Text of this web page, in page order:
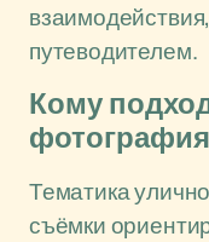
путеводителем.
Кому
Тематика
съёмки